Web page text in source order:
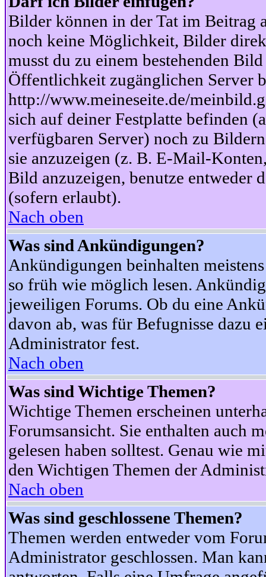
Bilder können in der Tat im Beitrag
noch keine Möglichkeit, Bilder
musst du zu einem bestehenden
Öffentlichkeit zugänglichen Server
http://www.meineseite.de/
sich auf deiner Festplatte befinden
verfügbaren Server) noch zu
sie anzuzeigen (z. B. E-Mail-
Bild anzuzeigen, benutze
(sofern erlaubt).
Nach oben
Was sind Ankündigungen?
Ankündigungen beinhalten
so früh wie möglich lesen.
jeweiligen Forums. Ob du eine
davon ab, was für Befugnisse dazu
Administrator fest.
Nach oben
Was sind Wichtige Themen?
Wichtige Themen erscheinen
Forumsansicht. Sie enthalten auch
gelesen haben solltest. Genau wie
den Wichtigen Themen der
Nach oben
Was sind geschlossene Themen?
Themen werden entweder vom
Administrator geschlossen. Man